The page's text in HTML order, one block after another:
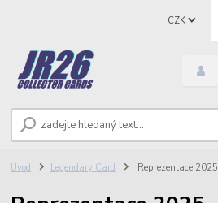
CZK
Úvod Legendary Card Reprezentace 2025